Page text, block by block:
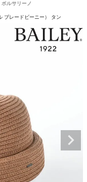
ボルサリーノ
ブレードビーニー） タン